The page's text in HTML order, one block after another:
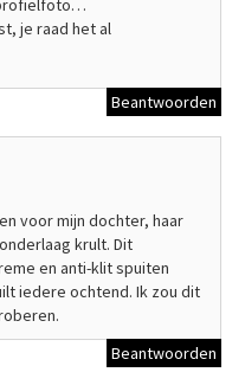
profielfoto…
je raad het al
Beantwoorden
voor mijn dochter, haar
krult. Dit
en anti-klit spuiten
iedere ochtend. Ik zou dit
Beantwoorden